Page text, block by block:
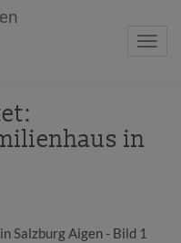
in